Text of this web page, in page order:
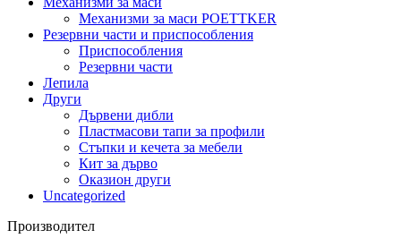
Механизми за маси POETTKER
Резервни части и приспособления
Приспособления
Резервни части
Лепила
Други
Дървени дибли
Пластмасови тапи за профили
Стъпки и кечета за мебели
Кит за дърво
Оказион други
Uncategorized
Производител